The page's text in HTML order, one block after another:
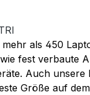
als 450
fest verbaute
Auch unsere
Größe auf